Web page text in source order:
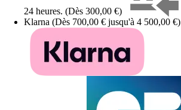
24 heures. (Dès 300,00 €)
Klarna (Dès 700,00 € jusqu'à 4 500,00 €)